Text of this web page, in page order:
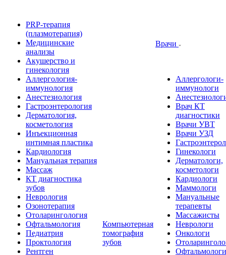
PRP-терапия
(плазмотерапия)
Медицинские
анализы
Акушерство и
гинекология
Аллергология-
иммунология
Анестезиология
Гастроэнтерология
Дерматология,
косметология
Инъекционная
интимная пластика
Кардиология
Мануальная терапия
Массаж
КТ диагностика
зубов
Неврология
Озонотерапия
Отоларингология
Офтальмология
Педиатрия
Проктология
Рентген
Компьютерная
томография
зубов
Врачи
Аллергологи-
иммунологи
Врач КТ
диагностики
Врачи УВТ
Врачи УЗД
Гинекологи
Дерматологи,
косметологи
Кардиологи
Маммологи
Мануальные
терапевты
Массажисты
Неврологи
Онкологи
Офтальмологи